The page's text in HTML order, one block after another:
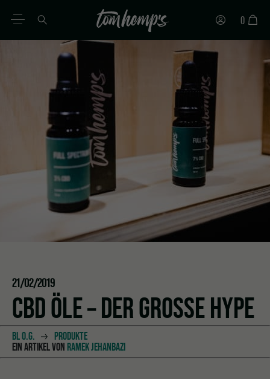
0
21/02/2019
CBD ÖLE – DER GROSSE HYPE
BL O.G.
PRODUKTE
EIN ARTIKEL VONRAMEK JEHANBAZI